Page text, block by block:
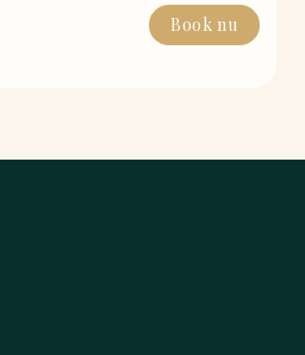
Book nu